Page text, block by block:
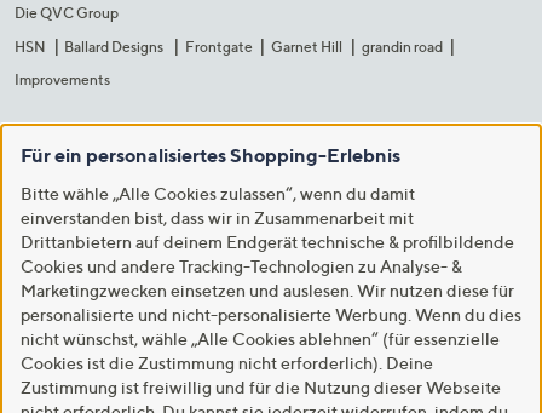
Die QVC Group
HSN
Ballard Designs Frontgate Garnet Hill
grandin road
Improvements
Für ein personalisiertes Shopping-Erlebnis
Bitte wähle „Alle Cookies zulassen“, wenn du damit
einverstanden bist, dass wir in Zusammenarbeit mit
Drittanbietern auf deinem Endgerät technische & profilbildende
Cookies und andere Tracking-Technologien zu Analyse- &
Marketingzwecken einsetzen und auslesen. Wir nutzen diese für
personalisierte und nicht-personalisierte Werbung. Wenn du dies
nicht wünschst, wähle „Alle Cookies ablehnen“ (für essenzielle
Cookies ist die Zustimmung nicht erforderlich). Deine
Zustimmung ist freiwillig und für die Nutzung dieser Webseite